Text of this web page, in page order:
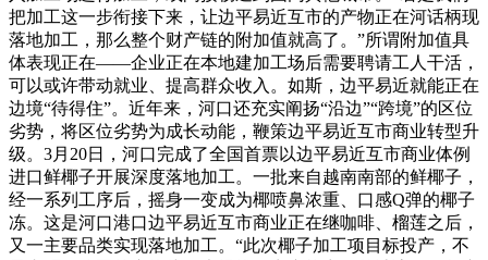
把加工这一步衔接下来，让边平易近互市的产物正在河话柄现
落地加工，那么整个财产链的附加值就高了。”所谓附加值具
体表现正在——企业正在本地建加工场后需要聘请工人干活，
可以或许带动就业、提高群众收入。如斯，边平易近就能正在
边境“待得住”。近年来，河口还充实阐扬“沿边”“跨境”的区位
劣势，将区位劣势为成长动能，鞭策边平易近互市商业转型升
级。3月20日，河口完成了全国首票以边平易近互市商业体例
进口鲜椰子开展深度落地加工。一批来自越南南部的鲜椰子，
经一系列工序后，摇身一变成为椰喷鼻浓重、口感Q弹的椰子
冻。这是河口港口边平易近互市商业正在继咖啡、榴莲之后，
又一主要品类实现落地加工。“此次椰子加工项目标投产，不